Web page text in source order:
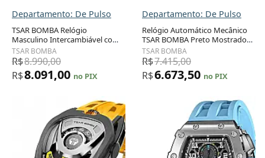
Departamento: De Pulso
TSAR BOMBA Relógio
Masculino Intercambiável com
2 Sets de Bezel, Pulseiras e
Coroas - Luxo, Resistente à
Água 100M, Movimento
Quartzo
TSAR BOMBA
R$8.990,00
R$8.091,00 no PIX
Departamento: De Pulso
Relógio Automático Mecânico
TSAR BOMBA Preto Mostrador
Esqueleto Grande Ponteiro
Luminoso Cristal Safira
Sintética Correa FKM
TB8210SIBLA ​
TSAR BOMBA
R$7.415,00
R$6.673,50 no PIX
Adicionar ao carrinho Adicionar ao carrinho